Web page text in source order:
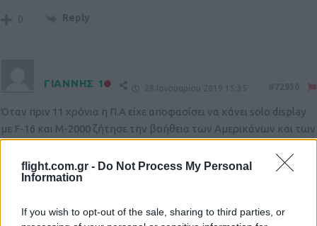
flight.com.gr - Do Not Process My Personal
Information
If you wish to opt-out of the sale, sharing to third parties, or
0 Reply
ΓΙΑΝΝΗΣ 1 28 Ιανουαρίου 2019 15:35
Όταν πριν 11 χρόνια η Π.Α είχε αποφασίσει να κάνει solo display
με F-16 και M-2000 ζήτησε την βοήθεια των Αμερικάνων και των
ινδών. Οι Αμερικάνοι απάντησαν αμέσως. Μάλιστα εκείνη την
εποχή είχαν έρθει 2 Αμερικάνοι εκπαιδευτές στην 115 Π.Μ για να
εκπαιδεύσουν τους δικούς μας.
είχε πάρει κάποια απάντηση από αυτούς. (δεν ξέρω αν